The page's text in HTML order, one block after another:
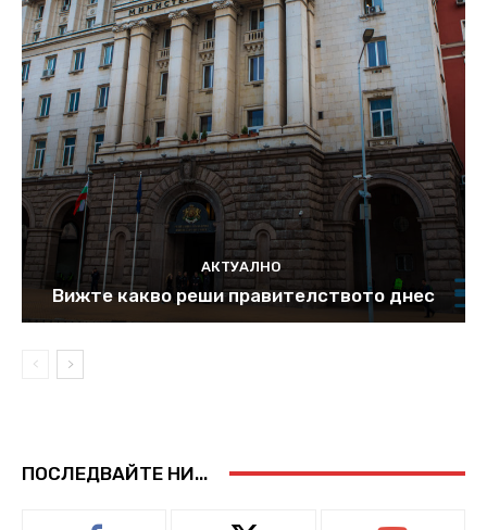
АКТУАЛНО
Вижте какво реши правителството днес
ПОСЛЕДВАЙТЕ НИ...